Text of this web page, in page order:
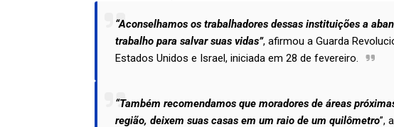
“Aconselhamos os trabalhadores dessas instituições a
trabalho para salvar suas vidas”, afirmou a Guarda
Estados Unidos e Israel, iniciada em 28 de fevereiro.
“Também recomendamos que moradores de áreas
região, deixem suas casas em um raio de um quilômetro”,